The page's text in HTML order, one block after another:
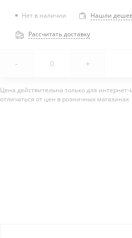
Нет в наличии Нашли
Рассчитать доставку
- +
Цена действительна только для
отличаться от цен в розничных магазинах